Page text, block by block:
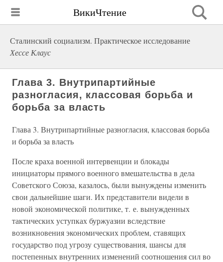
ВикиЧтение
Сталинский социализм. Практическое исследование
Хессе Клаус
Глава 3. Внутрипартийные
разногласия, классовая борьба и
борьба за власть
Глава 3. Внутрипартийные разногласия, классовая борьба
и борьба за власть
После краха военной интервенции и блокады
инициаторы прямого военного вмешательства в дела
Советского Союза, казалось, были вынуждены изменить
свои дальнейшие шаги. Их представители видели в
новой экономической политике, т. е. вынужденных
тактических уступках буржуазии вследствие
возникновения экономических проблем, ставящих
государство под угрозу существования, шансы для
постепенных внутренних изменений соотношения сил во